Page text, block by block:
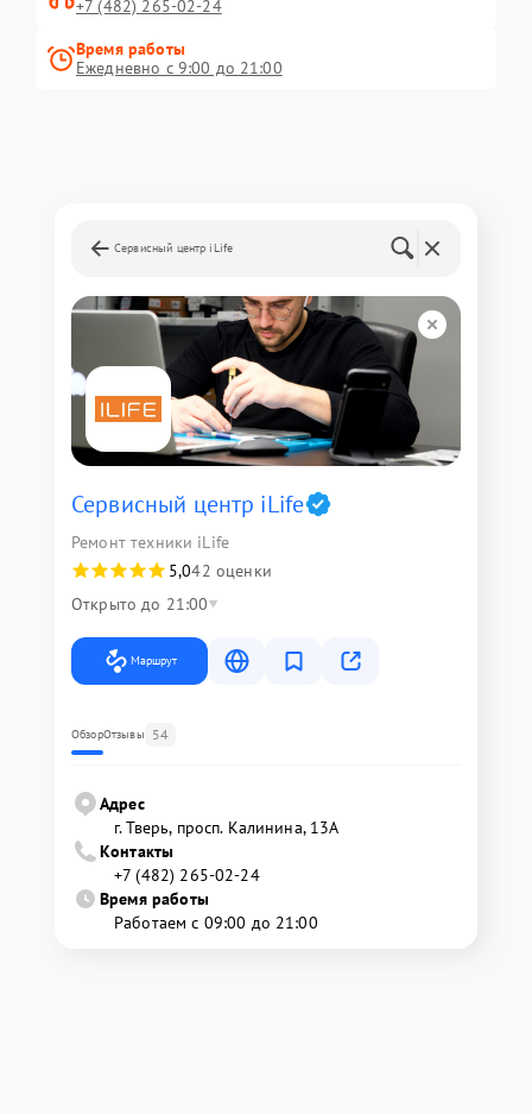
+7 (482) 265-02-24
Время работы
Ежедневно с 9:00 до 21:00
Сервисный центр iLife
Сервисный центр iLife
Ремонт техники iLife
5,042 оценки
Открыто до 21:00
Маршрут
ОбзорОтзывы 54
Адрес
г. Тверь, просп. Калинина, 13А
Контакты
+7 (482) 265-02-24
Время работы
Работаем с 09:00 до 21:00